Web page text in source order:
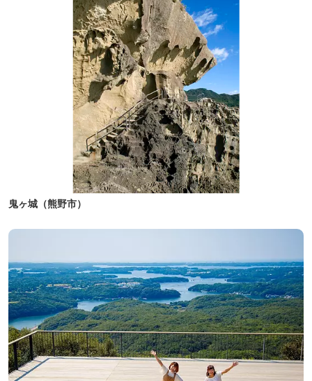
鬼ヶ城（熊野市）